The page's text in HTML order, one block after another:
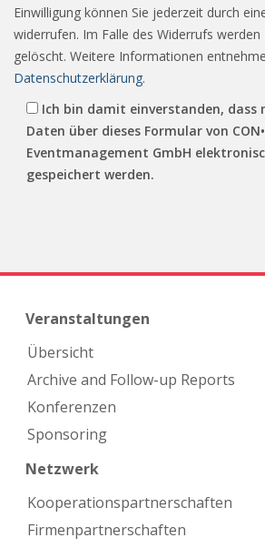
Einwilligung können Sie jederzeit durch
widerrufen. Im Falle des Widerrufs
gelöscht. Weitere Informationen
Datenschutzerklärung.
Ich bin damit einverstanden, dass
Daten über dieses Formular von
Eventmanagement GmbH
gespeichert werden.
Veranstaltungen
Übersicht
Archive and Follow-up Reports
Konferenzen
Sponsoring
Netzwerk
Kooperations­partnerschaften
Firmen­partnerschaften